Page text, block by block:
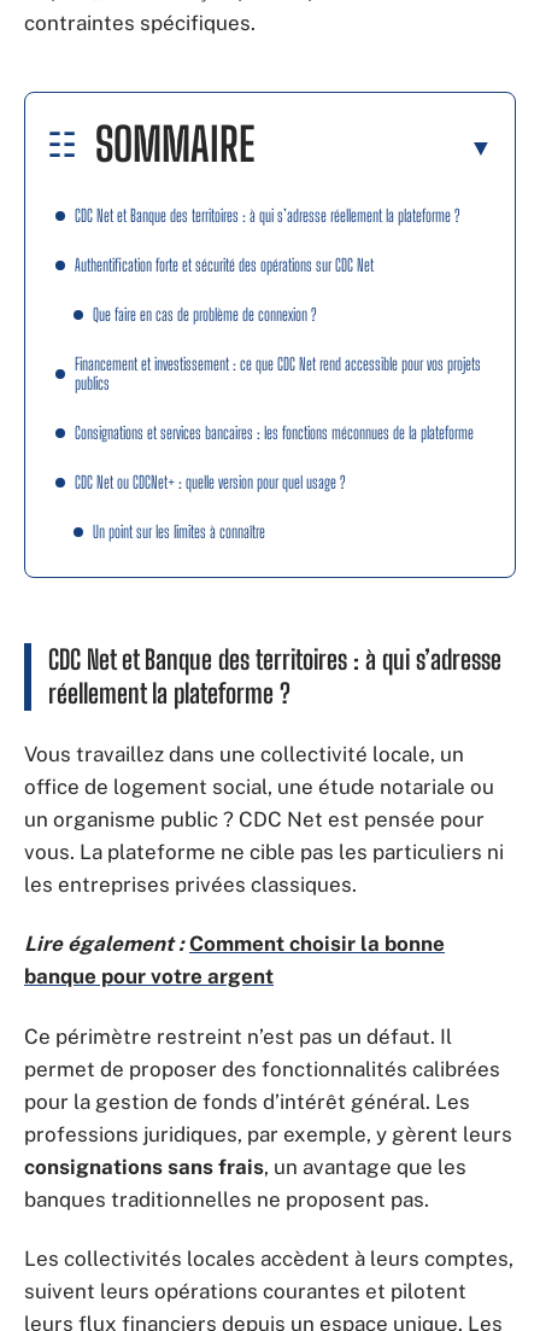
contraintes spécifiques.
SOMMAIRE
CDC Net et Banque des territoires : à qui s’adresse réellement la plateforme ?
Authentification forte et sécurité des opérations sur CDC Net
Que faire en cas de problème de connexion ?
Financement et investissement : ce que CDC Net rend accessible pour vos projets
publics
Consignations et services bancaires : les fonctions méconnues de la plateforme
CDC Net ou CDCNet+ : quelle version pour quel usage ?
Un point sur les limites à connaître
CDC Net et Banque des territoires : à qui s’adresse
réellement la plateforme ?
Vous travaillez dans une collectivité locale, un
office de logement social, une étude notariale ou
un organisme public ? CDC Net est pensée pour
vous. La plateforme ne cible pas les particuliers ni
les entreprises privées classiques.
Lire également : Comment choisir la bonne
banque pour votre argent
Ce périmètre restreint n’est pas un défaut. Il
permet de proposer des fonctionnalités calibrées
pour la gestion de fonds d’intérêt général. Les
professions juridiques, par exemple, y gèrent leurs
consignations sans frais, un avantage que les
banques traditionnelles ne proposent pas.
Les collectivités locales accèdent à leurs comptes,
suivent leurs opérations courantes et pilotent
leurs flux financiers depuis un espace unique. Les